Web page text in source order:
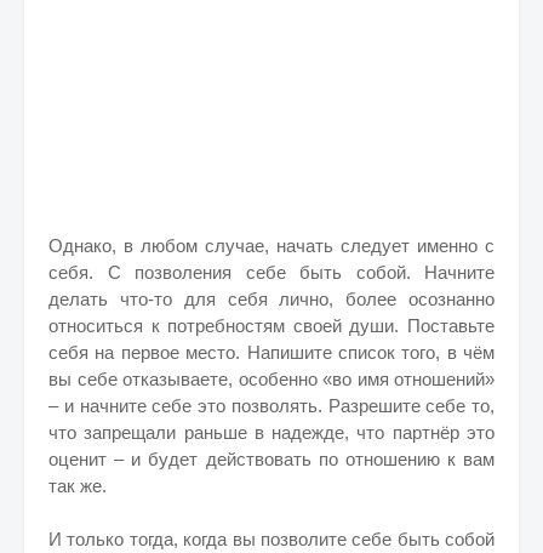
Однако, в любом случае, начать следует именно с
себя. С позволения себе быть собой. Начните
делать что-то для себя лично, более осознанно
относиться к потребностям своей души. Поставьте
себя на первое место. Напишите список того, в чём
вы себе отказываете, особенно «во имя отношений»
– и начните себе это позволять. Разрешите себе то,
что запрещали раньше в надежде, что партнёр это
оценит – и будет действовать по отношению к вам
так же.
И только тогда, когда вы позволите себе быть собой